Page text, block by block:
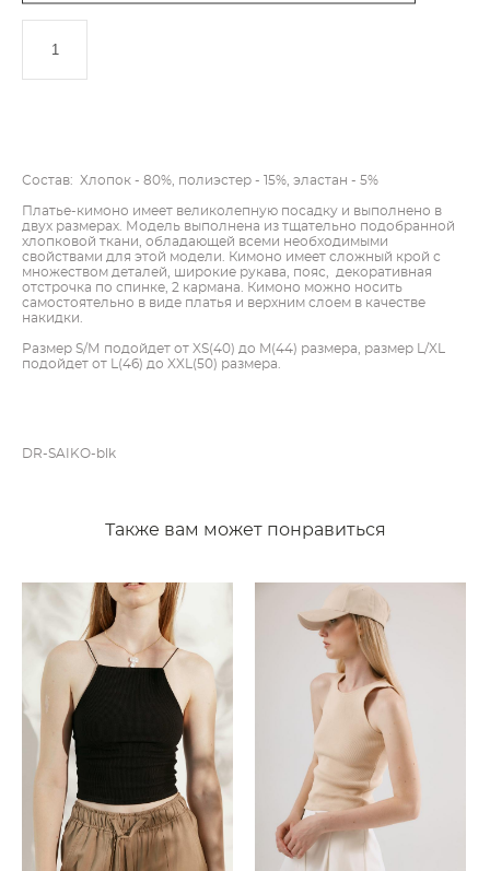
Состав: Хлопок - 80%, полиэстер - 15%, эластан - 5%
Платье-кимоно имеет великолепную посадку и выполнено в
двух размерах. Модель выполнена из тщательно подобранной
хлопковой ткани, обладающей всеми необходимыми
свойствами для этой модели. Кимоно имеет сложный крой с
множеством деталей, широкие рукава, пояс, декоративная
отстрочка по спинке, 2 кармана. Кимоно можно носить
самостоятельно в виде платья и верхним слоем в качестве
накидки.
Размер S/М подойдет от XS(40) до M(44) размера, размер L/XL
подойдет от L(46) до XXL(50) размера.
DR-SAIKO-blk
Также вам может понравиться